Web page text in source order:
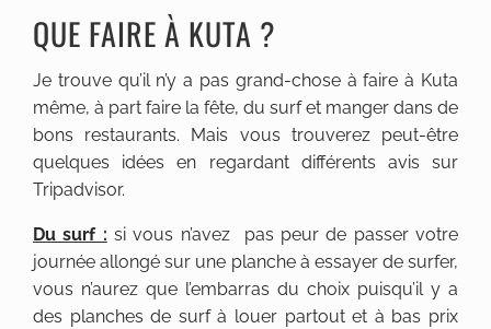
QUE FAIRE À KUTA ?
Je trouve qu’il n’y a pas grand-chose à faire à Kuta
même, à part faire la fête, du surf et manger dans de
bons restaurants. Mais vous trouverez peut-être
quelques idées en regardant différents avis sur
Tripadvisor.
Du surf : si vous n’avez pas peur de passer votre
journée allongé sur une planche à essayer de surfer,
vous n’aurez que l’embarras du choix puisqu’il y a
des planches de surf à louer partout et à bas prix